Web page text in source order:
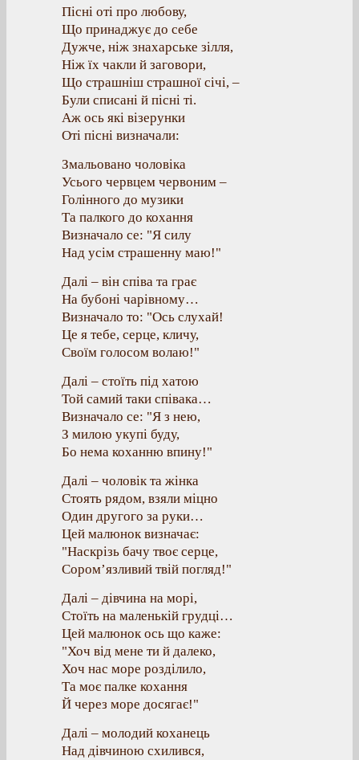
Пісні оті про любову,
Що принаджує до себе
Дужче, ніж знахарське зілля,
Ніж їх чакли й заговори,
Що страшніш страшної січі, –
Були списані й пісні ті.
Аж ось які візерунки
Оті пісні визначали:
Змальовано чоловіка
Усього червцем червоним –
Голінного до музики
Та палкого до кохання
Визначало се: "Я силу
Над усім страшенну маю!"
Далі – він співа та грає
На бубоні чарівному…
Визначало то: "Ось слухай!
Це я тебе, серце, кличу,
Своїм голосом волаю!"
Далі – стоїть під хатою
Той самий таки співака…
Визначало се: "Я з нею,
З милою укупі буду,
Бо нема коханню впину!"
Далі – чоловік та жінка
Стоять рядом, взяли міцно
Один другого за руки…
Цей малюнок визначає:
"Наскрізь бачу твоє серце,
Сором’язливий твій погляд!"
Далі – дівчина на морі,
Стоїть на маленькій грудці…
Цей малюнок ось що каже:
"Хоч від мене ти й далеко,
Хоч нас море розділило,
Та моє палке кохання
Й через море досягає!"
Далі – молодий коханець
Над дівчиною схилився,